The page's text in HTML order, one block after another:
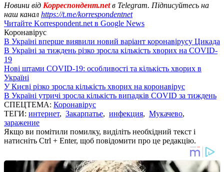
Новини від Корреспондент.netв Telegram. Підписуйтесь на
наш канал https://t.me/korrespondentnet
Читайте Korrespondent.net в Google News
Коронавірус
В Україні вперше виявили новий варіант коронавірусу Цикада
В Україні за тиждень різко зросла кількість хворих на COVID-
19
Нові штами COVID-19: особливості та кількість хворих в
Україні
У Києві різко зросла кількість хворих на коронавірус
В Україні утричі зросла кількість випадків COVID за тиждень
СПЕЦТЕМА: Коронавірус
ТЕГИ: интернет, Закарпатье, инфекция, Мукачево,
заражение
Якщо ви помітили помилку, виділіть необхідний текст і
натисніть Ctrl + Enter, щоб повідомити про це редакцію.